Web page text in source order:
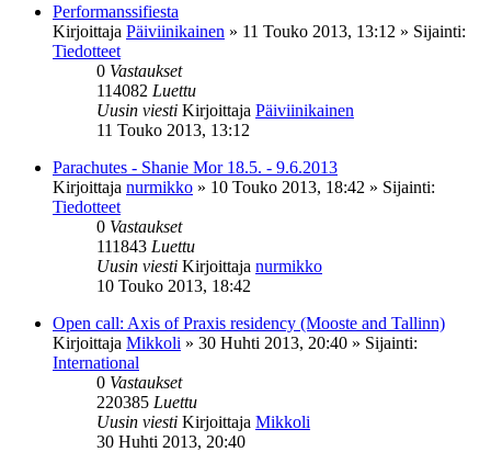
Performanssifiesta
Kirjoittaja Päiviinikainen » 11 Touko 2013, 13:12 » Sijainti:
Tiedotteet
0 Vastaukset
114082 Luettu
Uusin viesti Kirjoittaja Päiviinikainen
11 Touko 2013, 13:12
Parachutes - Shanie Mor 18.5. - 9.6.2013
Kirjoittaja nurmikko » 10 Touko 2013, 18:42 » Sijainti:
Tiedotteet
0 Vastaukset
111843 Luettu
Uusin viesti Kirjoittaja nurmikko
10 Touko 2013, 18:42
Open call: Axis of Praxis residency (Mooste and Tallinn)
Kirjoittaja Mikkoli » 30 Huhti 2013, 20:40 » Sijainti:
International
0 Vastaukset
220385 Luettu
Uusin viesti Kirjoittaja Mikkoli
30 Huhti 2013, 20:40